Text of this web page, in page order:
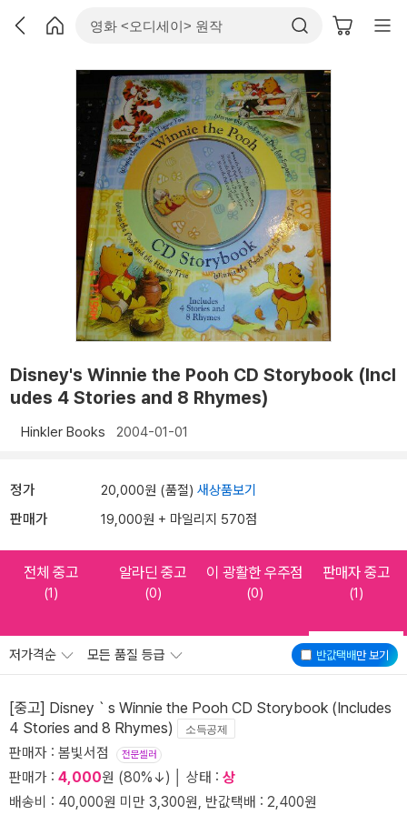
Disney's Winnie the Pooh CD Storybook (Incl
udes 4 Stories and 8 Rhymes)
Hinkler Books 2004-01-01
정가 20,000원 (품절) 새상품보기
판매가 19,000원 + 마일리지 570점
전체 중고
(1)
알라딘 중고
(0)
이 광활한 우주점
(0)
판매자 중고
(1)
반값택배만 보기
저가격순 모든 품질 등급
[중고] Disney｀s Winnie the Pooh CD Storybook (Includes
4 Stories and 8 Rhymes)
소득공제
판매자 : 봄빛서점 전문셀러
판매가 : 4,000원 (80%↓) │ 상태 : 상
배송비 : 40,000원 미만 3,300원, 반값택배 : 2,400원